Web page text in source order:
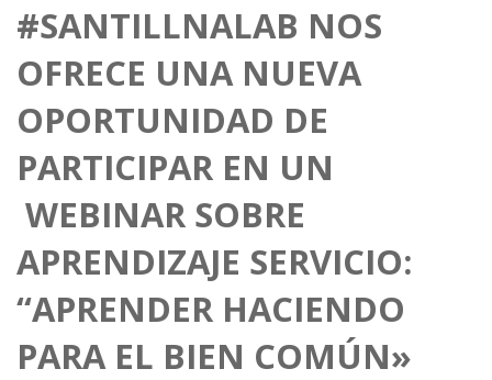
#SANTILLNALAB NOS
OFRECE UNA NUEVA
OPORTUNIDAD DE
PARTICIPAR EN UN
WEBINAR SOBRE
APRENDIZAJE SERVICIO:
“APRENDER HACIENDO
PARA EL BIEN COMÚN»